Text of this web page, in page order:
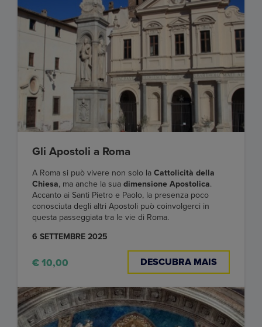
Gli Apostoli a Roma
A Roma si può vivere non solo la Cattolicità della
Chiesa, ma anche la sua dimensione Apostolica.
Accanto ai Santi Pietro e Paolo, la presenza poco
conosciuta degli altri Apostoli può coinvolgerci in
questa passeggiata tra le vie di Roma.
6 SETTEMBRE 2025
€ 10,00 DESCUBRA MAIS